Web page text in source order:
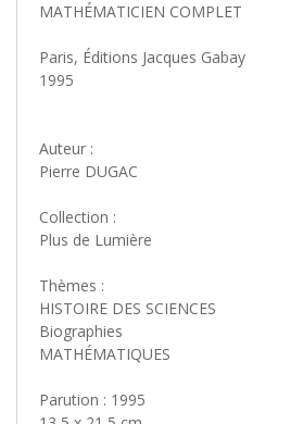
MATHÉMATICIEN COMPLET
Paris, Éditions Jacques Gabay
1995
Auteur :
Pierre DUGAC
Collection :
Plus de Lumière
Thèmes :
HISTOIRE DES SCIENCES
Biographies
MATHÉMATIQUES
Parution : 1995